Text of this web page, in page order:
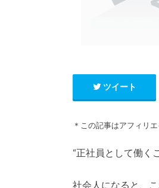
ツイート
＊この記事はアフィリ
“正社員として働く
社会人になると、